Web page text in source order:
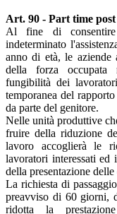
Art. 90 - Part time
Al fine di
indeterminato
anno di età, le aziende
della forza occupata
fungibilità dei
temporanea del
da parte del genitore.
Nelle unità produttive
fruire della riduzione
lavoro accoglierà le
lavoratori interessati
della presentazione delle
La richiesta di
preavviso di 60 giorni,
ridotta la